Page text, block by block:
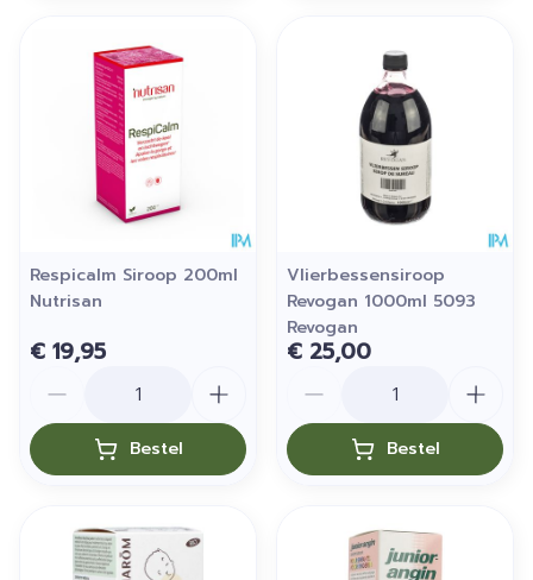
Respicalm Siroop 200ml
Nutrisan
€ 19,95
Bestel
Vlierbessensiroop
Revogan 1000ml 5093
Revogan
€ 25,00
Bestel